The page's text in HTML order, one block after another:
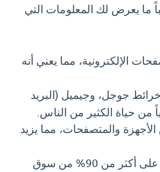
ما يعرض لك المعلومات التي
الإلكترونية، مما يعني أنه
جوجل، وجيميل (البريد
من حياة الكثير من الناس.
والمتصفحات، مما يزيد
تشير الإحصائيات إلى أن جوجل يسيطر على أكثر من 90% من سوق